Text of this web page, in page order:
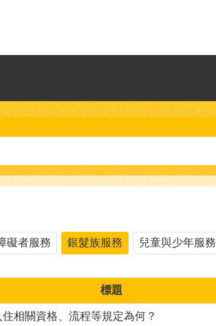
礙者服務 銀髮族服務 兒童與少年服務
標題
相關資格、流程等規定為何？